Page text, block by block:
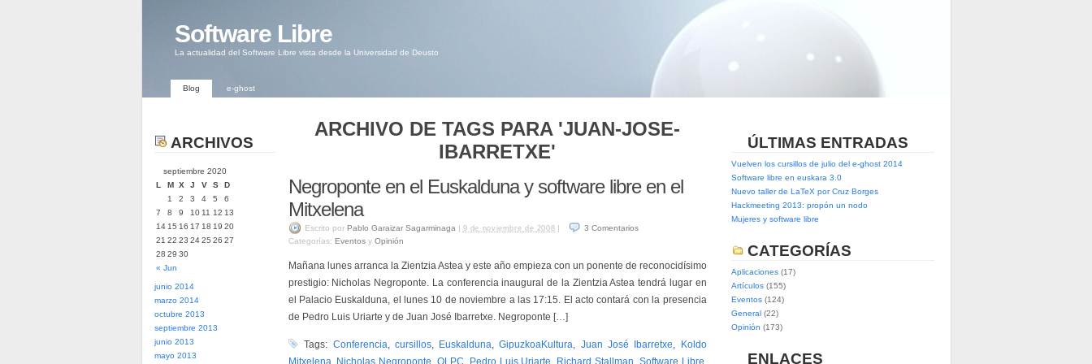
Software Libre
La actualidad del Software Libre vista desde la Universidad de Deusto
Blog e-ghost
ARCHIVOS
septiembre 2020
L
M X J V S D
« Jun
1 2 3 4 5
6
7
8 9 10 11 12 13
14 15 16 17 18 19 20
21 22 23 24 25 26 27
28 29 30
junio 2014
marzo 2014
octubre 2013
septiembre 2013
junio 2013
mayo 2013
ARCHIVO DE TAGS PARA 'JUAN-JOSE-
IBARRETXE'
Negroponte en el Euskalduna y software libre en el
Mitxelena
Escrito por Pablo Garaizar Sagarminaga | 9 de noviembre de 2008 | 3Comentarios
Categorías: Eventosy Opinión
Mañana lunes arranca la Zientzia Astea y este año empieza con un ponente de reconocidísimo
prestigio: Nicholas Negroponte. La conferencia inaugural de la Zientzia Astea tendrá lugar en
el Palacio Euskalduna, el lunes 10 de noviembre a las 17:15. El acto contará con la presencia
de Pedro Luis Uriarte y de Juan José Ibarretxe. Negroponte […]
Tags: Conferencia, cursillos, Euskalduna,GipuzkoaKultura, Juan José Ibarretxe,
Koldo
Mitxelena, Nicholas Negroponte, OLPC, Pedro Luis Uriarte, Richard Stallman, Software Libre,
ÚLTIMAS ENTRADAS
Vuelven los cursillos de julio del e-ghost 2014
Software libre en euskara 3.0
Nuevo taller de LaTeX por Cruz Borges
Hackmeeting 2013: propón un nodo
Mujeres y software libre
CATEGORÍAS
Aplicaciones(17)
Artículos(155)
Eventos(124)
General(22)
Opinión (173)
ENLACES